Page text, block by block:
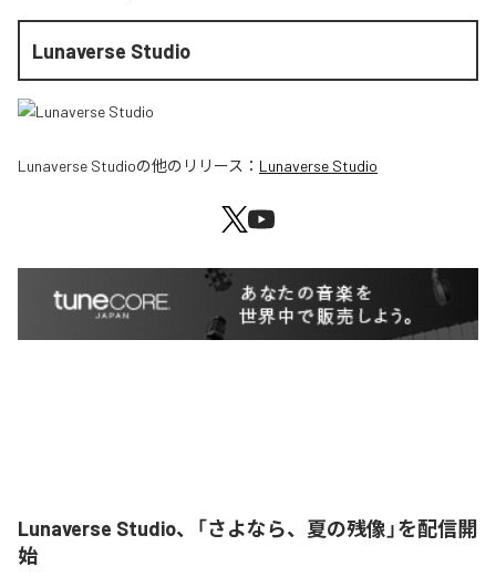
Lunaverse Studio
Lunaverse Studioの他のリリース： Lunaverse Studio
Lunaverse Studio、「さよなら、夏の残像」を配信開
始